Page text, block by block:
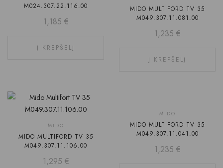
M024.307.22.116.00
1,185 €
Į KREPŠELĮ
MIDO MULTIFORD TV 35
M049.307.11.081.00
1,235 €
Į KREPŠELĮ
MIDO
MIDO MULTIFORD TV 35
M049.307.11.106.00
1,295 €
MIDO
MIDO MULTIFORD TV 35
M049.307.11.041.00
1,235 €